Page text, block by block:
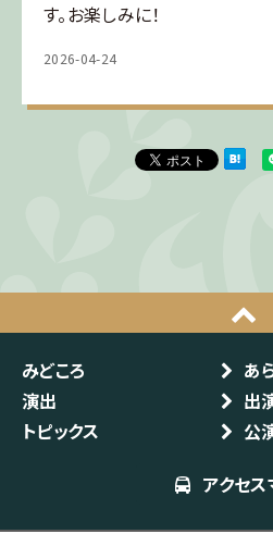
す。お楽しみに！
2026-04-24
みどころ
あ
演出
出
トピックス
公
アクセス